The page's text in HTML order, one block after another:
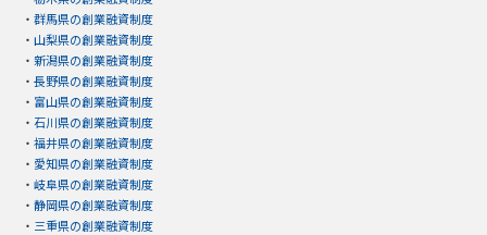
・ 群馬県の創業融資制度
・ 山梨県の創業融資制度
・ 新潟県の創業融資制度
・ 長野県の創業融資制度
・ 富山県の創業融資制度
・ 石川県の創業融資制度
・ 福井県の創業融資制度
・ 愛知県の創業融資制度
・ 岐阜県の創業融資制度
・ 静岡県の創業融資制度
・ 三重県の創業融資制度